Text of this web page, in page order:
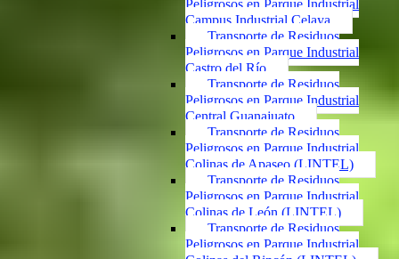
Peligrosos en Parque Industrial
Campus Industrial Celaya
Transporte de Residuos
Peligrosos en Parque Industrial
Castro del Río
Transporte de Residuos
Peligrosos en Parque Industrial
Central Guanajuato
Transporte de Residuos
Peligrosos en Parque Industrial
Colinas de Apaseo (LINTEL)
Transporte de Residuos
Peligrosos en Parque Industrial
Colinas de León (LINTEL)
Transporte de Residuos
Peligrosos en Parque Industrial